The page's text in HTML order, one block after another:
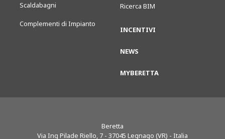
Scaldabagni
Complementi di Impianto
Ricerca BIM
INCENTIVI
NEWS
MYBERETTA
Beretta
Via Ing Pilade Riello, 7 - 37045 Legnago (VR) - Italia